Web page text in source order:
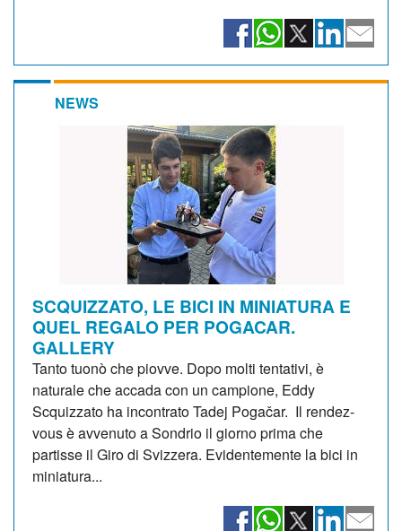
NEWS
SCQUIZZATO, LE BICI IN MINIATURA E
QUEL REGALO PER POGACAR.
GALLERY
Tanto tuonò che piovve. Dopo molti tentativi, è
naturale che accada con un campione, Eddy
Scquizzato ha incontrato Tadej Pogačar. Il rendez-
vous è avvenuto a Sondrio il giorno prima che
partisse il Giro di Svizzera. Evidentemente la bici in
miniatura...